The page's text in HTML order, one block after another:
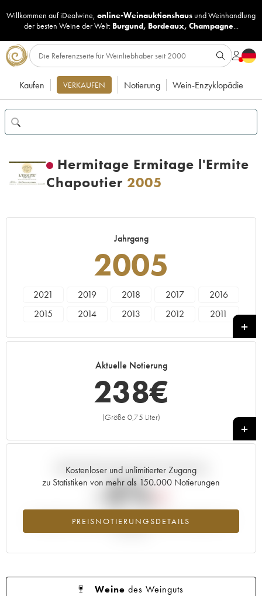
Willkommen auf iDealwine, online-Weinauktionshaus undWeinhandlung
der besten Weine der Welt: Burgund, Bordeaux, Champagne...
Kaufen VERKAUFEN Notierung Wein-Enzyklopädie
Hermitage Ermitage l'Ermite
Chapoutier 2005
Jahrgang
2005
2021 2019 2018 2017
2016
2015
2014 2013 2012
2011
1999 1998 1997
Aktuelle Notierung
238€
(Größe 0,75 Liter)
+
Kostenloser und unlimitierter Zugang
zu Statistiken von mehr als 150.000 Notierungen
PREISNOTIERUNGSDETAILS
Aktuelle Entwicklung der Preisnotierung
-5%
Preisabfall des Jahrgangs 2005 im Jahr 2026 im Vergleich zum
Weine des Weinguts